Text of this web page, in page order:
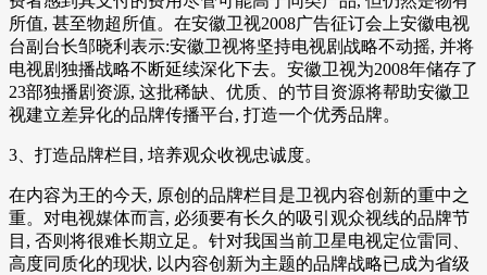
所值, 甚至物超所值。在安徽卫视2008广告征订会上安徽电视
台副台长邹晓利表示:安徽卫视将坚持电视剧战略不动摇, 并将
电视剧独播战略不断延续深化下去。安徽卫视为2008年储存了
23部独播剧资源, 这批稀缺、优质、的节目资源将帮助安徽卫
视建立差异化的品牌传播平台, 打造一个优秀品牌。
3、打造品牌栏目, 培养观众收视忠诚度。
在内容为王的今天, 原创的品牌栏目是卫视内容创新的重中之
重。对电视媒体而言, 必须要有长久的吸引观众视线的品牌节
目, 否则将很难长期立足。针对我国当前卫星电视定位雷同、
高度同质化的现状, 以内容创新为主题的品牌战略已成为省级